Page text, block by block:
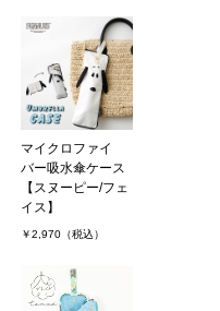
マイクロファイ
バー吸水傘ケース
【スヌーピー/フェ
イス】
￥2,970（税込）